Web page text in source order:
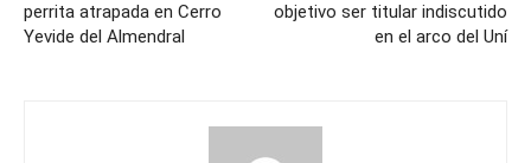
perrita atrapada en Cerro
Yevide del Almendral
objetivo ser titular indiscutido
en el arco del Uní